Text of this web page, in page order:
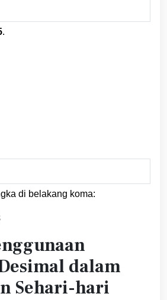
.
di belakang koma:
dalam
Sehari-hari